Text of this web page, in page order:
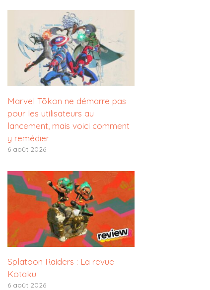
Marvel Tōkon ne démarre pas
pour les utilisateurs au
lancement, mais voici comment
y remédier
6 août 2026
Splatoon Raiders : La revue
Kotaku
6 août 2026